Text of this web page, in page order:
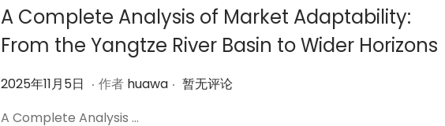
日
A Complete Analysis of Market Adaptability:
From the Yangtze River Basin to Wider Horizons
作
2025年11月5日 2. 作者 huawa . 暂无评论
A Complete Analysis …